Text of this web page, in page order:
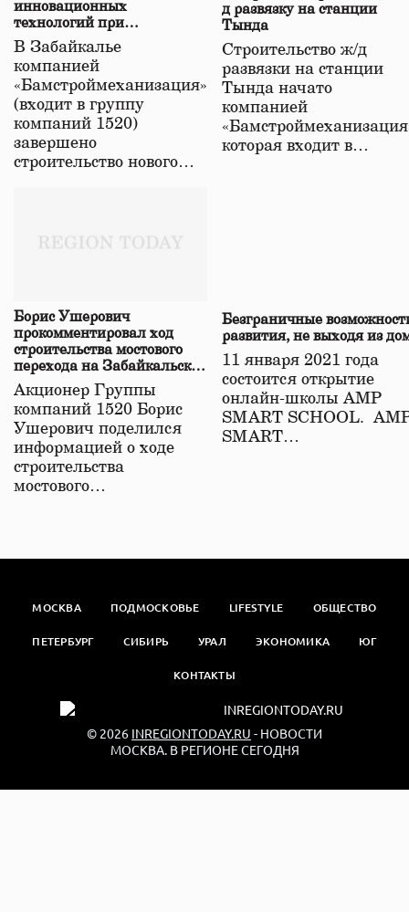
инновационных
технологий при
строительстве нового моста
в Забайкалье
В Забайкалье
компанией
«Бамстроймеханизация»
(входит в группу
компаний 1520)
завершено
строительство нового…
д развязку на станции
Тында
Строительство ж/д
развязки на станции
Тында начато
компанией
которая входит в…
Борис Ушерович
прокомментировал ход
строительства мостового
перехода на Забайкальской
железной дороге
Акционер Группы
компаний 1520 Борис
Ушерович поделился
информацией о ходе
строительства
мостового…
Безграничные
развития, не выходя из
11 января 2021 года
состоится открытие
онлайн-школы АМР
SMART SCHOOL.
SMART…
МОСКВА ПОДМОСКОВЬЕ LIFESTYLE ОБЩЕСТВО
ПЕТЕРБУРГ СИБИРЬ УРАЛ ЭКОНОМИКА ЮГ
КОНТАКТЫ
© 2026 INREGIONTODAY.RU - НОВОСТИ
МОСКВА. В РЕГИОНЕ СЕГОДНЯ